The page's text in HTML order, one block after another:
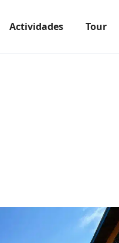
Actividades Tour